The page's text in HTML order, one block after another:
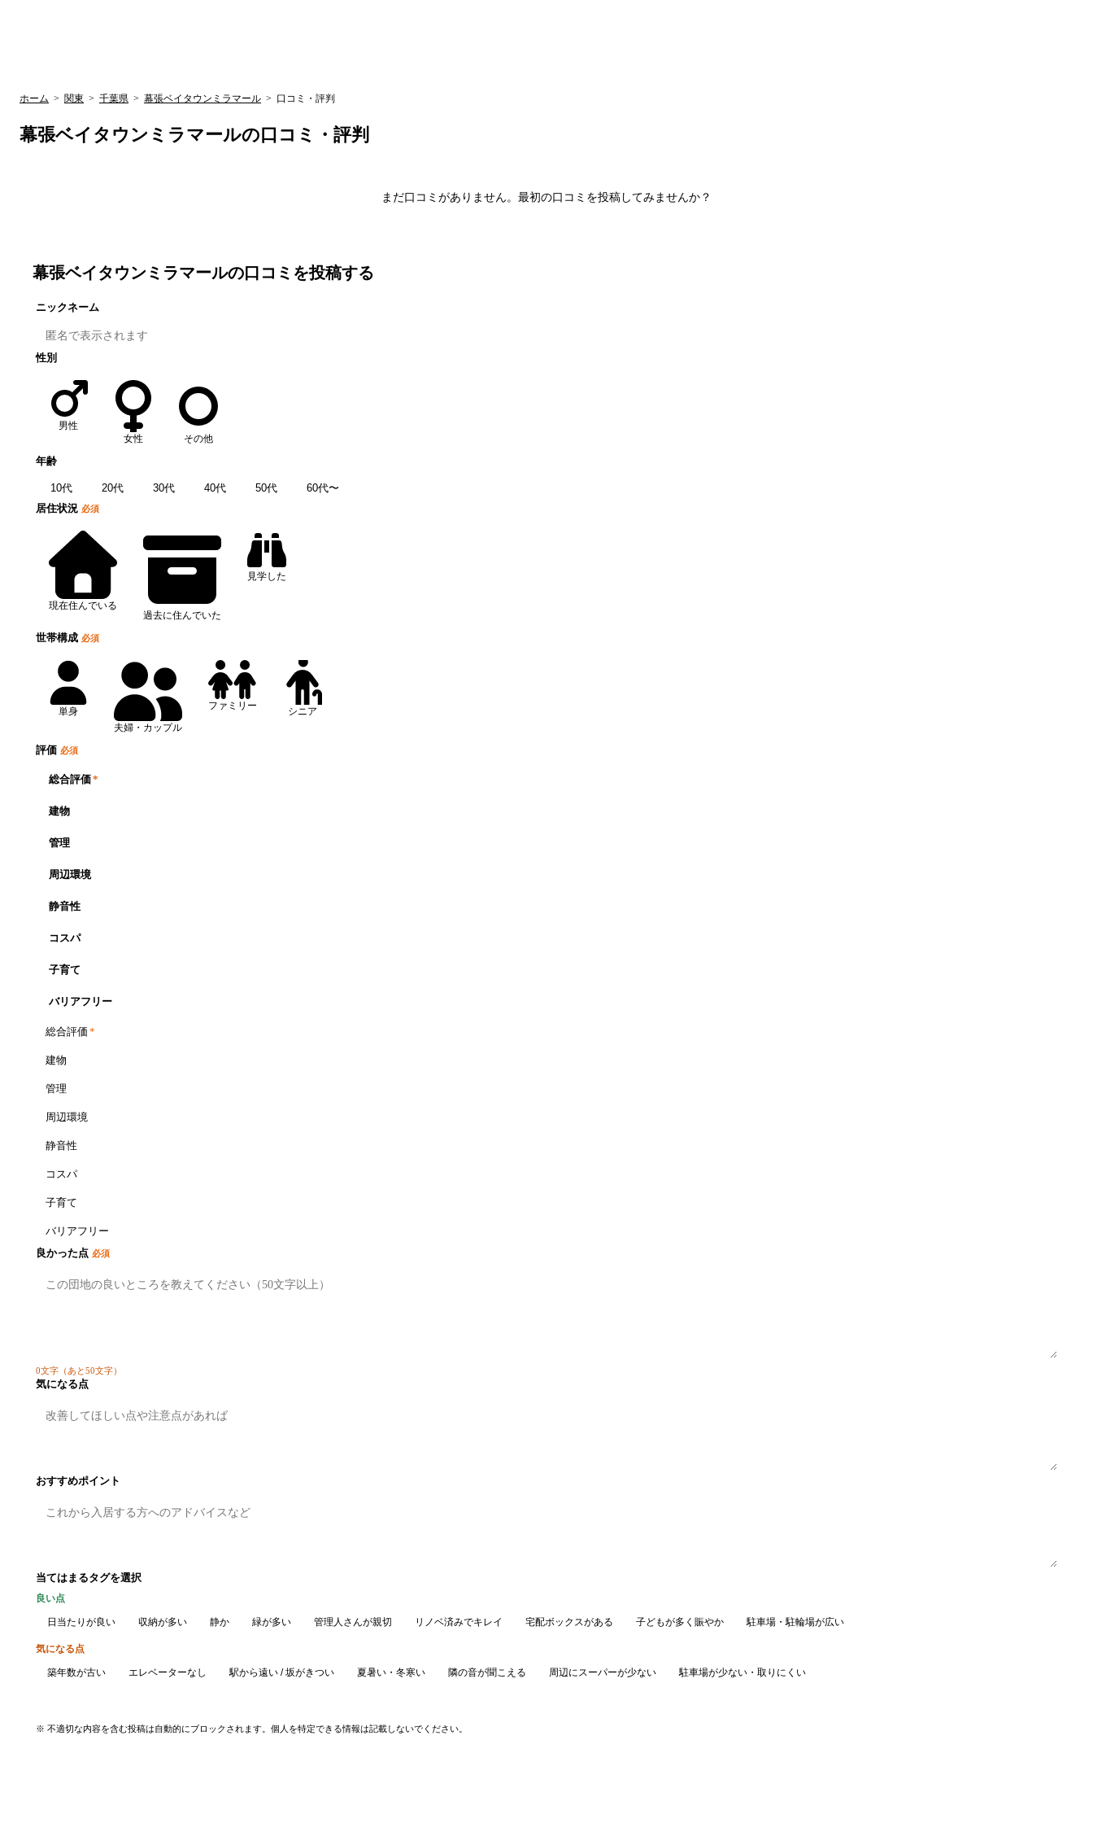
ホーム > 関東 > 千葉県 > 幕張ベイタウンミラマール > 口コミ・評判
幕張ベイタウンミラマールの口コミ・評判
まだ口コミがありません。最初の口コミを投稿してみませんか？
幕張ベイタウンミラマールの口コミを投稿する
ニックネーム
性別
男性
女性
その他
年齢
10代 20代 30代 40代 50代
60代〜
居住状況 必須
現在住んでいる
過去に住んでいた
見学した
世帯構成 必須
単身
夫婦・カップル
ファミリー シニア
評価 必須
総合評価*
建物
管理
周辺環境
静音性
コスパ
子育て
バリアフリー
総合評価 *
建物
管理
周辺環境
静音性
コスパ
子育て
バリアフリー
良かった点 必須
0文字 （あと50文字）
気になる点
おすすめポイント
当てはまるタグを選択
良い点
日当たりが良い 収納が多い 静か 緑が多い 管理人さんが親切 リノベ済みでキレイ 宅配ボックスがある 子どもが多く賑やか 駐車場・駐輪場が広い
気になる点
築年数が古い エレベーターなし 駅から遠い / 坂がきつい 夏暑い・冬寒い 隣の音が聞こえる 周辺にスーパーが少ない 駐車場が少ない・取りにくい
※ 不適切な内容を含む投稿は自動的にブロックされます。個人を特定できる情報は記載しないでください。